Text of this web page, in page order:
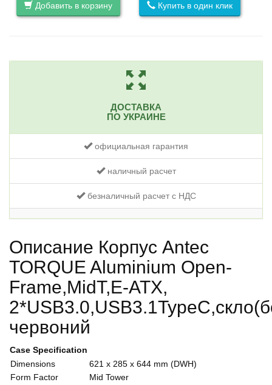
Добавить в корзину Купить в один клик
ДОСТАВКА
ПО УКРАИНЕ
официальная гарантия
наличный расчет
безналичный расчет с НДС
Описание Корпус Antec
TORQUE Aluminium Open-
Frame,MidT,E-ATX,
червоний
Case Specification
Dimensions
621 x 285 x 644 mm (DWH)
Form Factor
Mid Tower